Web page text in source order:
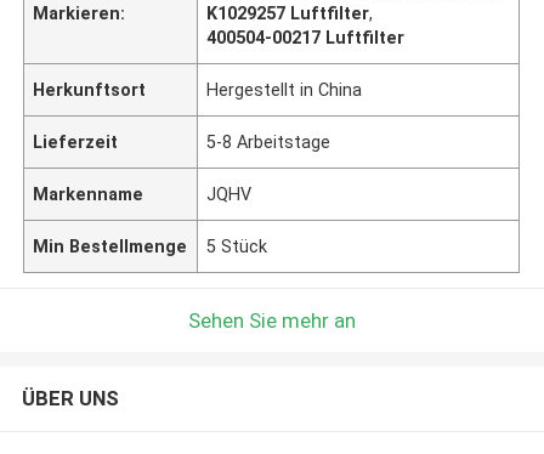
Markieren:
K1029257 Luftfilter,
400504-00217 Luftfilter
Herkunftsort Hergestellt in China
Lieferzeit 5-8 Arbeitstage
Markenname JQHV
Min Bestellmenge 5 Stück
Sehen Sie mehr an
ÜBER UNS